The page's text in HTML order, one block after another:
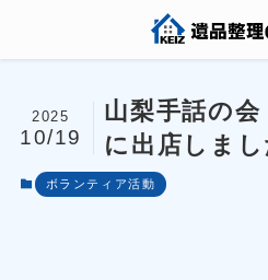
山梨手話の
に出店しまし
2025
10/19
ボランティア活動